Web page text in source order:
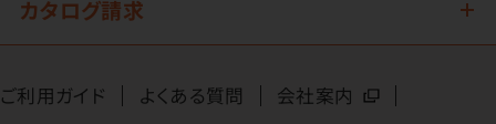
カタログ請求
ご利用ガイド よくある質問
会社案内